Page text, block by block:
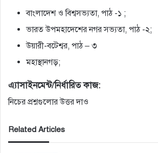
বাংলাদেশ ও বিশ্বসভ্যতা, পাঠ -১ ;
ভারত উপমহাদেশের নগর সভ্যতা, পাঠ -২;
উয়ারী-বটেশ্বর, পাঠ – ৩
মহাস্থানগড়;
এ্যাসাইনমেন্ট/নির্ধারিত কাজ:
নিচের প্রশ্নগুলাের উত্তর দাও
Related Articles